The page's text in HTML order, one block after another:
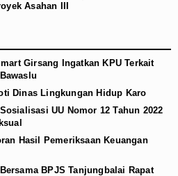
Asahan III
Girsang Ingatkan KPU Terkait
Dinas Lingkungan Hidup Karo
UU Nomor 12 Tahun 2022
Hasil Pemeriksaan Keuangan
BPJS Tanjungbalai Rapat